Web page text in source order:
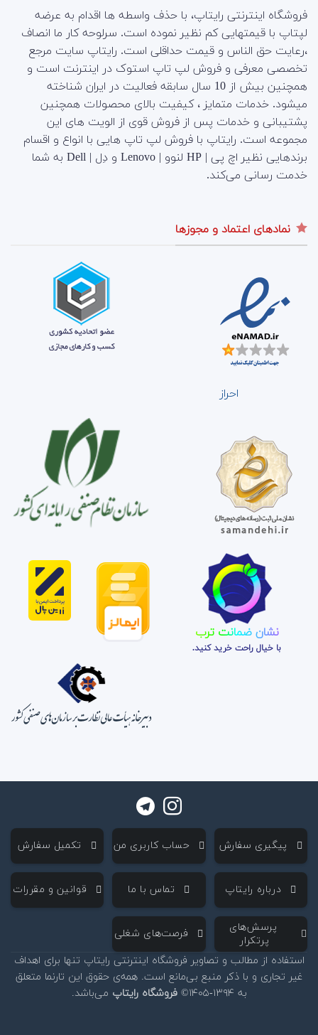
فروشگاه اینترنتی رایتاپ، با حذف واسطه ها اقدام به عرضه
لپتاپ با قیمتهایی کم نظیر نموده است. سرلوحه کار ما انصاف
،رعایت حق الناس و قیمت حداقلی است. رایتاپ سایت مرجع
تخصصی معرفی و فروش لپ تاپ استوک در اینترنت است و
همچنین بیش از 10 سال سابقه فعالیت در ایران شناخته
میشود. خدمات متمایز ، کیفیت بالای محصولات همچنین
پشتیبانی و خدمات پس از فروش قوی از الویت های این
مجموعه است. رایتاپ با فروش لپ تاپ هایی با انواع و اقسام
برندهایی نظیر اچ پی | HP لنوو | Lenovo و دِل | Dell به شما
خدمت رسانی می‌کند.
نمادهای اعتماد و مجوزها
احراز
نشان ضمانت ترب
با خیال راحت خرید کنید.
‌ پیگیری سفارش ‌ حساب کاربری من ‌ تکمیل سفارش
‌ درباره رایتاپ ‌ تماس با ما ‌ قوانین و مقررات
‌ پرسش‌های
پرتکرار
‌ فرصت‌های شغلی
استفاده از مطالب و تصاویر فروشگاه اینترنتی رایتاپ تنها برای اهداف
غیر تجاری و با ذکر منبع بی‌مانع است. همه‌ی حقوق این تارنما متعلق
به ۱۳۹۴-۱۴۰۵©
فروشگاه رایتاپ می‌باشد.